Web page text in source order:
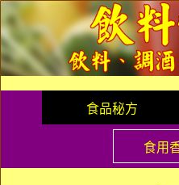
食品秘方
食用